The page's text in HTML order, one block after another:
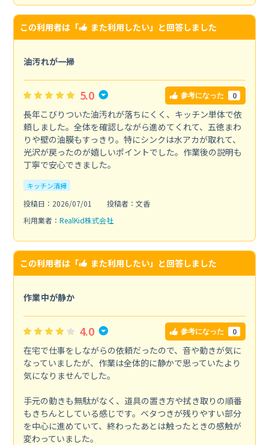
この利用者は「 また利用したい」と回答しました
油汚れが一掃
5.0 参考になった 0
長年こびりついた油汚れが落ちにくく、キッチン単体で依
頼しました。全体を確認しながら進めてくれて、五徳まわ
りや壁の油膜もすっきり。特にシンクは水アカが取れて、
光沢が戻ったのが嬉しいポイントでした。作業後の説明も
丁寧で安心できました。
キッチン清掃
投稿日：2026/07/01
投稿者：文香
利用業者： RealKid株式会社
この利用者は「 また利用したい」と回答しました
作業中が静か
4.0 参考になった 0
在宅で仕事をしながらの依頼だったので、音や動きが気に
なっていましたが、作業は全体的に静かで思っていたより
気になりませんでした。
手元の動きも無駄がなく、道具の置き方や拭き取りの順番
もきちんとしている感じです。ベタつきが残りやすい部分
を中心に進めていて、終わったあとは触ったときの感触が
変わっていました。